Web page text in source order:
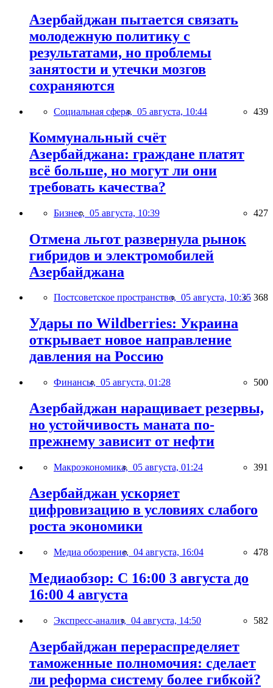
Азербайджан пытается связать
молодежную политику с
результатами, но проблемы
занятости и утечки мозгов
сохраняются
Социальная сфера, 05 августа, 10:44 439
Коммунальный счёт
Азербайджана: граждане платят
всё больше, но могут ли они
требовать качества?
Бизнес, 05 августа, 10:39 427
Отмена льгот развернула рынок
гибридов и электромобилей
Азербайджана
Постсоветское пространство, 05 августа, 10:35 368
Удары по Wildberries: Украина
открывает новое направление
давления на Россию
Финансы, 05 августа, 01:28 500
Азербайджан наращивает резервы,
но устойчивость маната по-
прежнему зависит от нефти
Макроэкономика, 05 августа, 01:24 391
Азербайджан ускоряет
цифровизацию в условиях слабого
роста экономики
Медиа обозрение, 04 августа, 16:04 478
Медиаобзор: С 16:00 3 августа до
16:00 4 августа
Экспресс-анализ, 04 августа, 14:50 582
Азербайджан перераспределяет
таможенные полномочия: сделает
ли реформа систему более гибкой?